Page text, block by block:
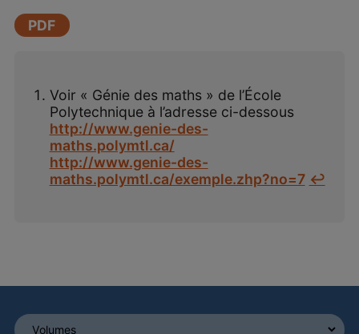
PDF
Voir « Génie des maths » de l’École
Polytechnique à l’adresse ci-dessous
http://www.genie-des-
maths.polymtl.ca/
http://www.genie-des-
maths.polymtl.ca/exemple.zhp?no=7 ↩